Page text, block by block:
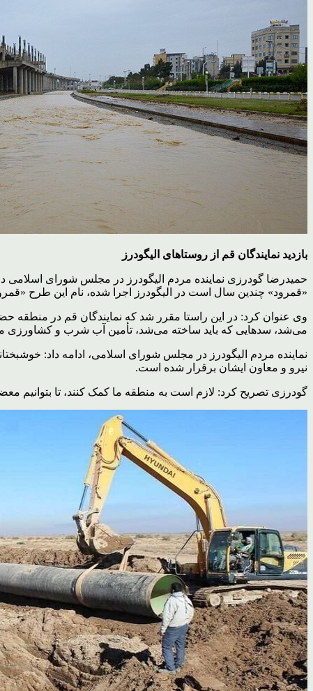
بازدید نمایندگان قم از روستاهای الیگودرز
حمیدرضا گودرزی نماینده مردم الیگودرز در مجلس شورای اسلامی
«قمرود» چندین سال است در الیگودرز اجرا شده، نام این طرح
وی عنوان کرد: در این راستا مقرر شد که نمایندگان قم در منطقه
می‌شد، سدهایی که باید ساخته می‌شد، تأمین آب شرب و کشاورزی
نماینده مردم الیگودرز در مجلس شورای اسلامی، ادامه داد:
نیرو و معاون ایشان برقرار شده است.
گودرزی تصریح کرد: لازم است به منطقه ما کمک کنند، تا بتوانیم